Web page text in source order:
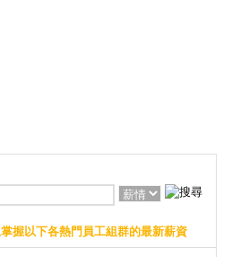
握以下各熱門員工組群的最新薪資